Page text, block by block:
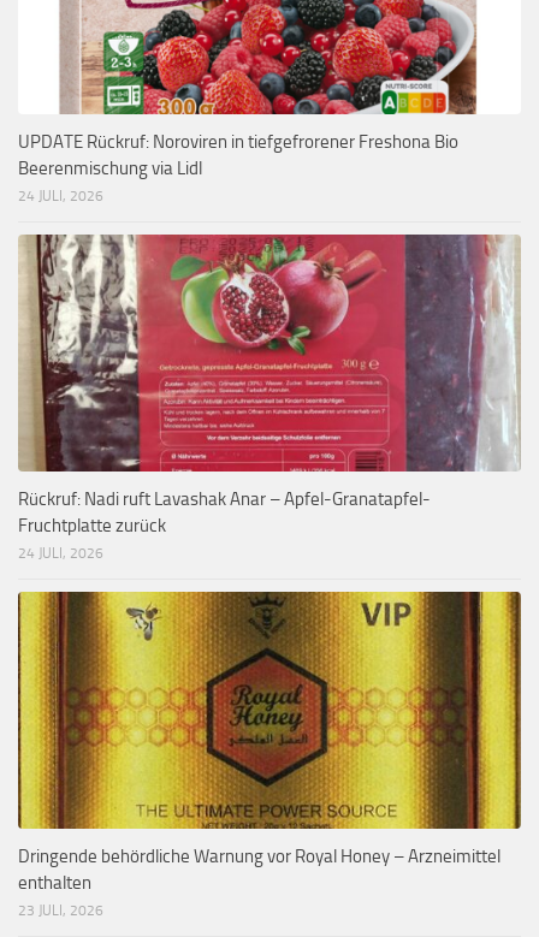
UPDATE Rückruf: Noroviren in tiefgefrorener Freshona Bio
Beerenmischung via Lidl
24 JULI, 2026
Rückruf: Nadi ruft Lavashak Anar – Apfel-Granatapfel-
Fruchtplatte zurück
24 JULI, 2026
Dringende behördliche Warnung vor Royal Honey – Arzneimittel
enthalten
23 JULI, 2026